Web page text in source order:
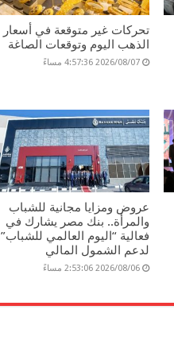
تحركات غير متوقعة في أسعار
الذهب اليوم وتوقعات الصاغة
2026/08/07 4:57:36 مساءً
عروض ومزايا مجانية للشباب
والمرأة.. بنك مصر يشارك في
فعالية “اليوم العالمي للشباب”
لدعم الشمول المالي
2026/08/06 2:53:06 مساءً